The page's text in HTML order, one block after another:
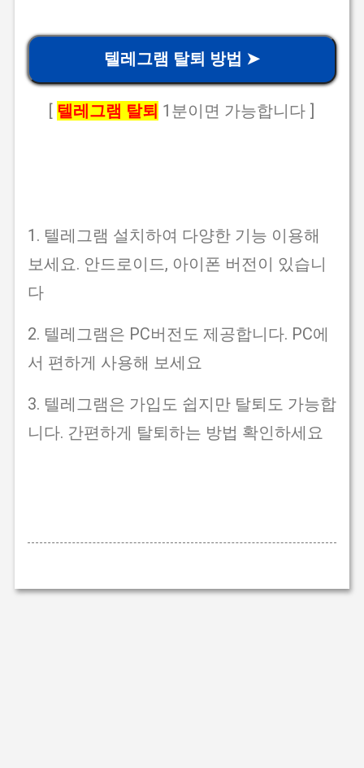
텔레그램 탈퇴 방법 ➤
[ 텔레그램 탈퇴 1분이면 가능합니다 ]
1. 텔레그램 설치하여 다양한 기능 이용해
보세요. 안드로이드, 아이폰 버전이 있습니
다
2. 텔레그램은 PC버전도 제공합니다. PC에
서 편하게 사용해 보세요
3. 텔레그램은 가입도 쉽지만 탈퇴도 가능합
니다. 간편하게 탈퇴하는 방법 확인하세요